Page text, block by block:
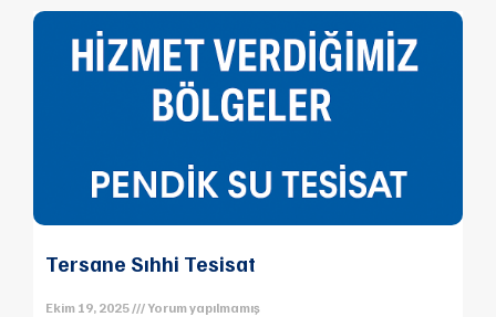
Tersane Sıhhi Tesisat
Ekim 19, 2025 Yorum yapılmamış